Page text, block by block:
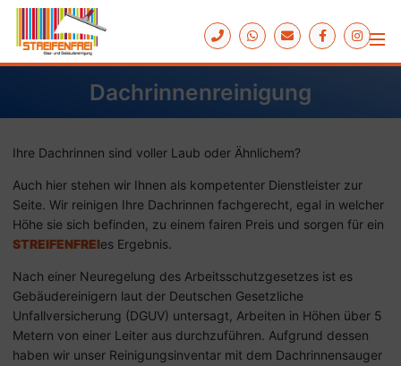
Dachrinnenreinigung
Ihre Dachrinnen sind voller Laub oder Ähnlichem?
Auch hier stehen wir Ihnen als kom­pe­tent­er Dien­st­lei­ster zur
Seite. Wir rei­nigen Ihre Dach­rin­nen fach­ge­recht, egal in welcher
Höhe sie sich be­fin­den, zu ei­nem fair­en Preis und sor­gen für ein
STREIFENFREIes Er­geb­nis.
Nach einer Neuregelung des Arbeitsschutzgesetzes ist es
Gebäudereinigern laut der Deutschen Gesetzliche
Unfallversicherung (DGUV) untersagt, Arbeiten in Höhen über 5
Metern von einer Leiter aus durchzuführen. Aufgrund dessen
haben wir unser Reinigungsinventar mit dem Dachrinnensauger